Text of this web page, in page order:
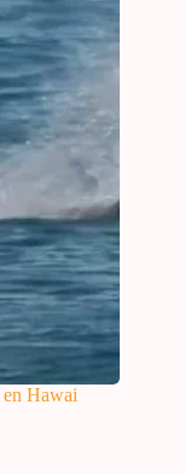
Hawai